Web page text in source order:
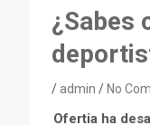
¿Sabes
admin No
Ofertia ha